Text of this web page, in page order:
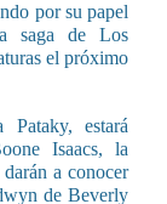
por su papel
saga de Los
el próximo
estará
Isaacs, la
a conocer
de Beverly